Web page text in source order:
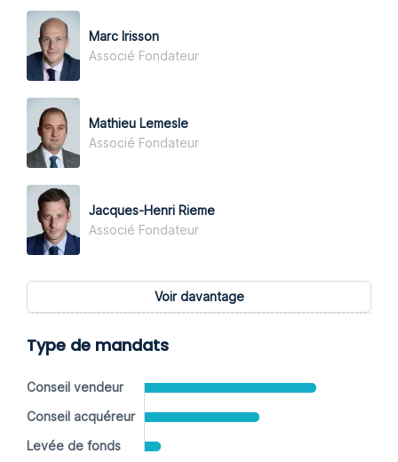
Marc Irisson
Associé Fondateur
Mathieu Lemesle
Associé Fondateur
Jacques-Henri Rieme
Associé Fondateur
Voir davantage
Type de mandats
Conseil vendeur
Conseil acquéreur
Levée de fonds